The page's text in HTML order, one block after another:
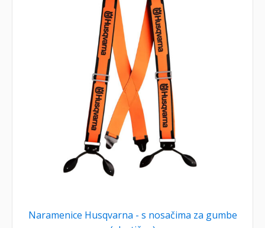
Naramenice Husqvarna - s nosačima za gumbe